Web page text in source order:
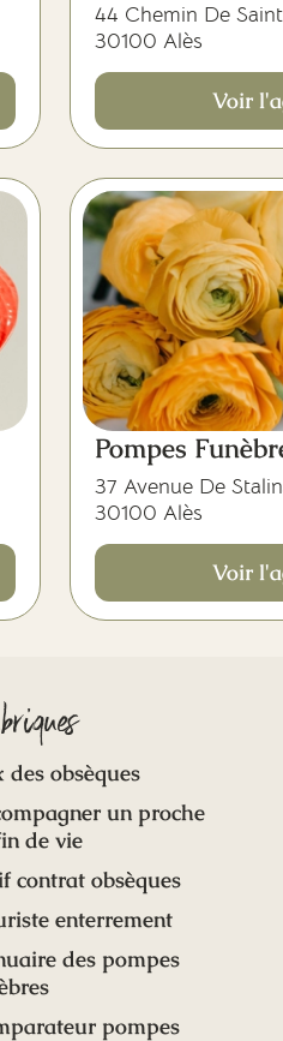
44 Chemin De
30100 Alès
Voir
Pompes
37 Avenue De
30100 Alès
Voir
des obsèques
un proche
de vie
contrat obsèques
enterrement
des pompes
pompes